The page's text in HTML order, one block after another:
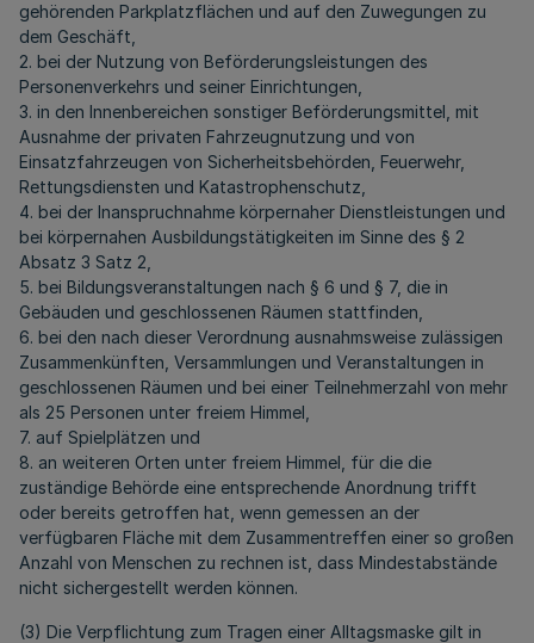
gehörenden Parkplatzflächen und auf den Zuwegungen zu
dem Geschäft,
2. bei der Nutzung von Beförderungsleistungen des
Personenverkehrs und seiner Einrichtungen,
3. in den Innenbereichen sonstiger Beförderungsmittel, mit
Ausnahme der privaten Fahrzeugnutzung und von
Einsatzfahrzeugen von Sicherheitsbehörden, Feuerwehr,
Rettungsdiensten und Katastrophenschutz,
4. bei der Inanspruchnahme körpernaher Dienstleistungen und
bei körpernahen Ausbildungstätigkeiten im Sinne des § 2
Absatz 3 Satz 2,
5. bei Bildungsveranstaltungen nach § 6 und § 7, die in
Gebäuden und geschlossenen Räumen stattfinden,
6. bei den nach dieser Verordnung ausnahmsweise zulässigen
Zusammenkünften, Versammlungen und Veranstaltungen in
geschlossenen Räumen und bei einer Teilnehmerzahl von mehr
als 25 Personen unter freiem Himmel,
7. auf Spielplätzen und
8. an weiteren Orten unter freiem Himmel, für die die
zuständige Behörde eine entsprechende Anordnung trifft
oder bereits getroffen hat, wenn gemessen an der
verfügbaren Fläche mit dem Zusammentreffen einer so großen
Anzahl von Menschen zu rechnen ist, dass Mindestabstände
nicht sichergestellt werden können.
(3) Die Verpflichtung zum Tragen einer Alltagsmaske gilt in